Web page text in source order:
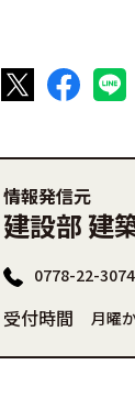
情報発信元
建設部 建
0778-22-3074
受付時間 月曜